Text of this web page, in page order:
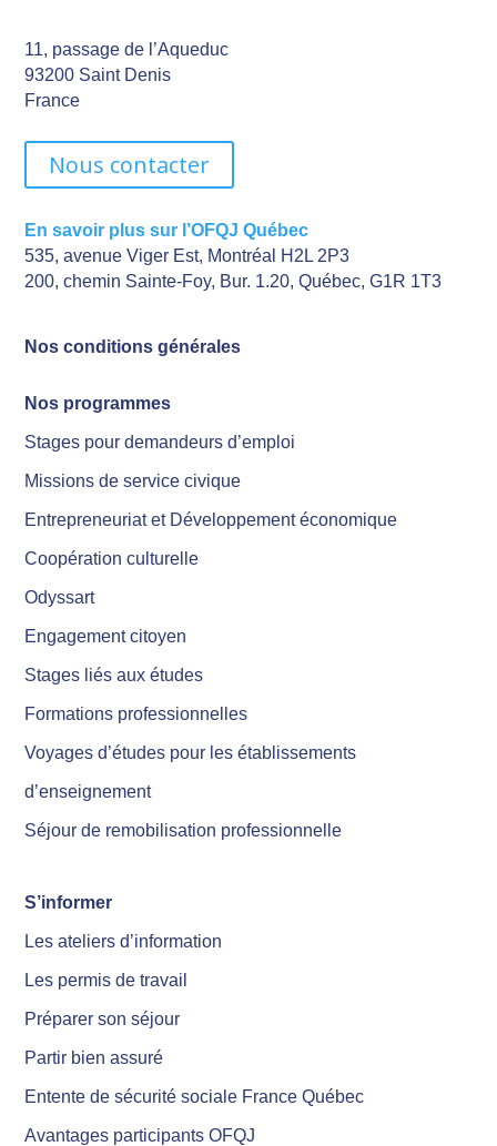
11, passage de l’Aqueduc
93200 Saint Denis
France
Nous contacter
En savoir plus sur l’OFQJ Québec
535, avenue Viger Est, Montréal H2L 2P3
200, chemin Sainte-Foy, Bur. 1.20, Québec, G1R 1T3
Nos conditions générales
Nos programmes
Stages pour demandeurs d’emploi
Missions de service civique
Entrepreneuriat et Développement économique
Coopération culturelle
Odyssart
Engagement citoyen
Stages liés aux études
Formations professionnelles
Voyages d’études pour les établissements
d’enseignement
Séjour de remobilisation professionnelle
S’informer
Les ateliers d’information
Les permis de travail
Préparer son séjour
Partir bien assuré
Entente de sécurité sociale France Québec
Avantages participants OFQJ